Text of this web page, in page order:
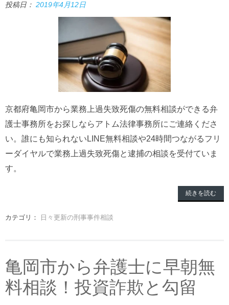
投稿日： 2019年4月12日
京都府亀岡市から業務上過失致死傷の無料相談ができる弁
護士事務所をお探しならアトム法律事務所にご連絡くださ
い。誰にも知られないLINE無料相談や24時間つながるフリ
ーダイヤルで業務上過失致死傷と逮捕の相談を受付ていま
す。
続きを読む
カテゴリ： 日々更新の刑事事件相談
亀岡市から弁護士に早朝無
料相談！投資詐欺と勾留